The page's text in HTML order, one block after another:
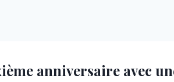
anniversaire avec